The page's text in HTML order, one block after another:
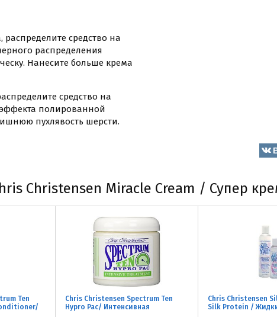
средство на
распределения
Нанесите больше крема
средство на
полированной
пухлявость шерсти.
Christensen Miracle Cream / Супер
Ten
Chris Christensen Spectrum Ten
Hypro Pac/ Интенсивная
Chris Christensen
Silk Protein /